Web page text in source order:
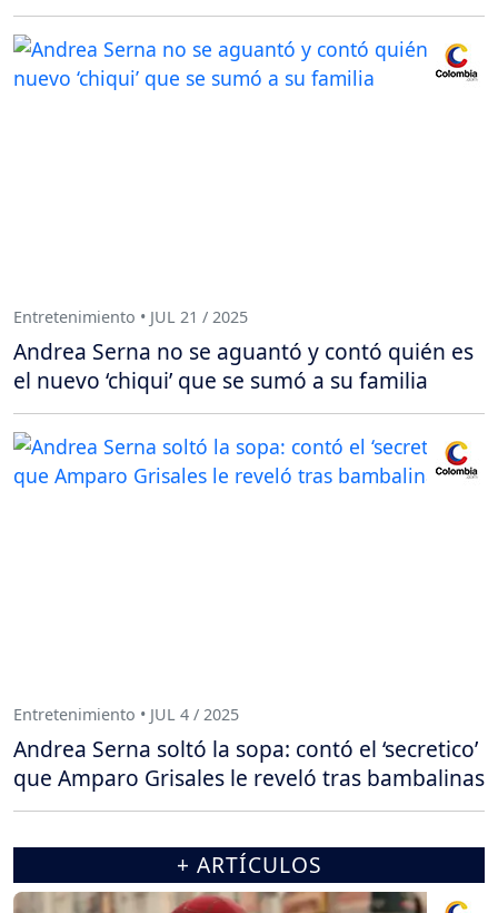
Entretenimiento • JUL 21 / 2025
Andrea Serna no se aguantó y contó quién es
el nuevo ‘chiqui’ que se sumó a su familia
Entretenimiento • JUL 4 / 2025
Andrea Serna soltó la sopa: contó el ‘secretico’
que Amparo Grisales le reveló tras bambalinas
+ ARTÍCULOS